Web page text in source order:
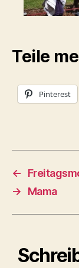
Teile
Pinterest
←
→
Mama